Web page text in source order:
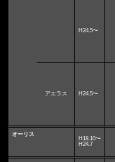
H24.5〜
アエラス H24.5〜
オーリス
H18.10〜
H24.7